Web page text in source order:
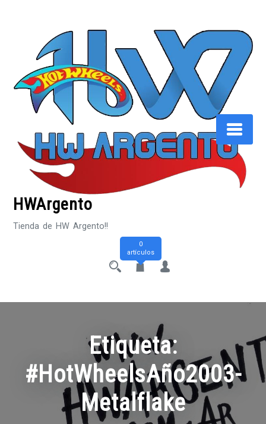
HWArgento
Tienda de HW Argento!!
0
artículos
Etiqueta:
#HotWheelsAño2003-
Metalflake